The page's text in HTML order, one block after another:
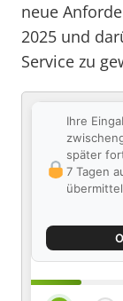
neue
2025 und
Service zu
Ihre
später
7 Tagen